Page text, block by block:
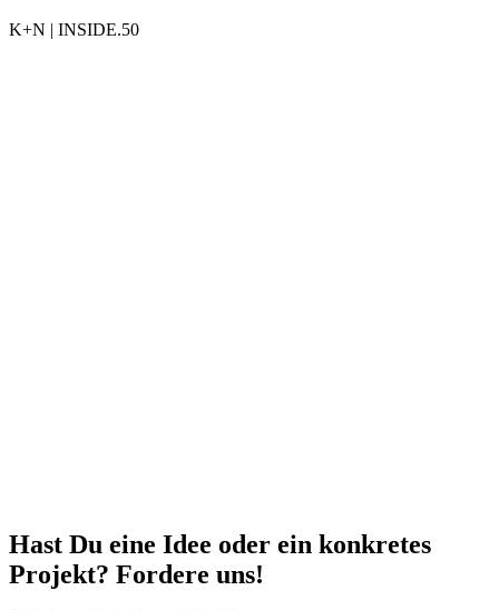
K+N | INSIDE.50
Hast Du eine Idee oder ein konkretes
Projekt? Fordere uns!